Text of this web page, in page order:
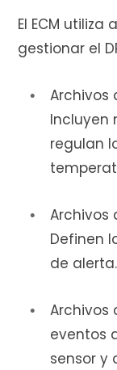
El ECM
gestionar el
Archivos
Incluyen
regulan
Archivos
Definen
de alerta.
Archivos
eventos
sensor y